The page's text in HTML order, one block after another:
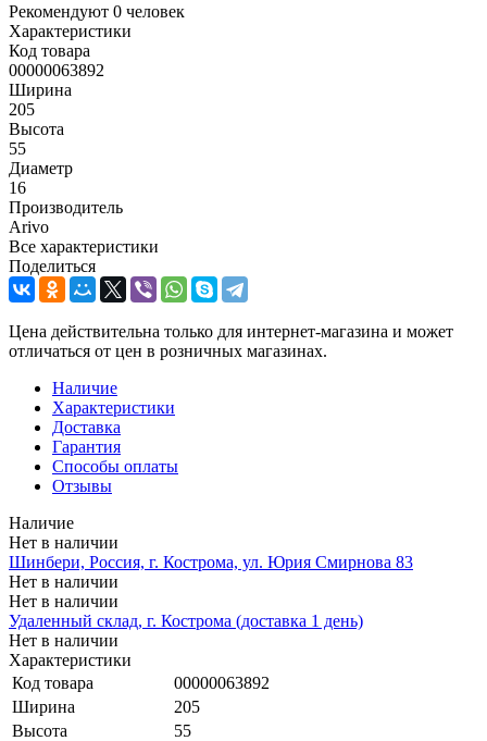
Рекомендуют 0 человек
Характеристики
Код товара
00000063892
Ширина
205
Высота
55
Диаметр
16
Производитель
Arivo
Все характеристики
Поделиться
Цена действительна только для интернет-магазина и может
отличаться от цен в розничных магазинах.
Наличие
Характеристики
Доставка
Гарантия
Способы оплаты
Отзывы
Наличие
Нет в наличии
Шинбери, Россия, г. Кострома, ул. Юрия Смирнова 83
Нет в наличии
Нет в наличии
Удаленный склад, г. Кострома (доставка 1 день)
Нет в наличии
Характеристики
Код товара
00000063892
Ширина
205
Высота
55